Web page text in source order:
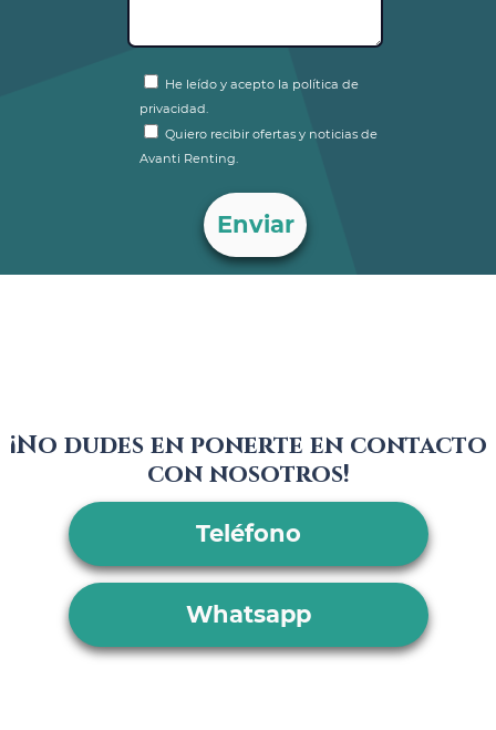
He leído y acepto la política de
privacidad.
Quiero recibir ofertas y noticias de
Avanti Renting.
¡No dudes en ponerte en contacto
con nosotros!
Teléfono
Whatsapp